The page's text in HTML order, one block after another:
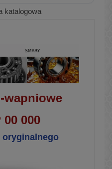
katalogowa
wapniowe
00 000
oryginalnego